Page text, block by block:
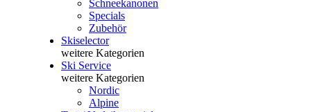
Schneekanonen
Specials
Zubehör
Skiselector
weitere Kategorien
Ski Service
weitere Kategorien
Nordic
Alpine